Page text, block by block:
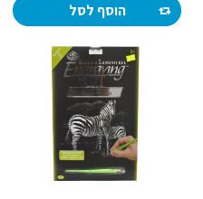
הוסף לסל